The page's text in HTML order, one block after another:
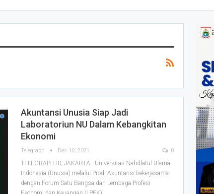
Akuntansi Unusia Siap Jadi
Laboratoriun NU Dalam Kebangkitan
Ekonomi
Telegraph Des 10, 2021 0
TELEGRAPH.ID, JAKARTA - Universitas Nahdlatul Ulama
Indonesia (Unusia) melalui Prodi Akuntansi bekerjasama
dengan Forum Satu Bangsa dan Lembaga Profesi